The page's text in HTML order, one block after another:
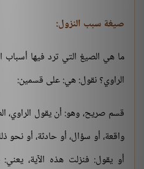
صيغة سبب النزول:
ما هي الصيغ التي ترد فيها أسباب
الراوي؟ نقول: هي: على قسمين:
قسم صريح، وهو: أن يقول الراوي،
واقعة، أو سؤال، أو حادثة، أو نحو
أو يقول: فنزلت هذه الآية، يعني: